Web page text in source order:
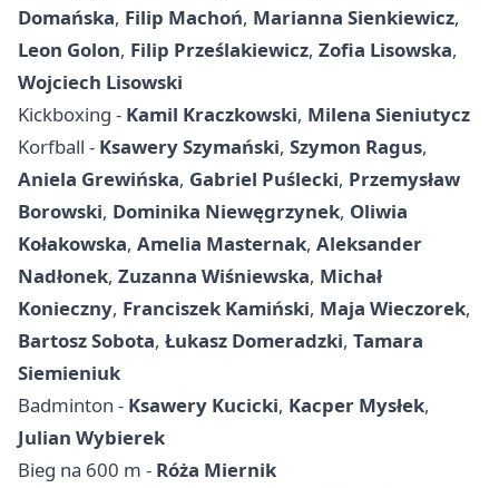
Domańska, Filip Machoń, Marianna Sienkiewicz,
Leon Golon, Filip Prześlakiewicz, Zofia Lisowska,
Wojciech Lisowski
Kickboxing - Kamil Kraczkowski, Milena Sieniutycz
Korfball - Ksawery Szymański, Szymon Ragus,
Aniela Grewińska, Gabriel Puślecki, Przemysław
Borowski, Dominika Niewęgrzynek, Oliwia
Kołakowska, Amelia Masternak, Aleksander
Nadłonek, Zuzanna Wiśniewska, Michał
Konieczny, Franciszek Kamiński, Maja Wieczorek,
Bartosz Sobota, Łukasz Domeradzki, Tamara
Siemieniuk
Badminton - Ksawery Kucicki, Kacper Mysłek,
Julian Wybierek
Bieg na 600 m - Róża Miernik